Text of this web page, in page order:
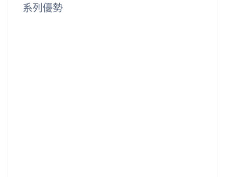
系列優勢